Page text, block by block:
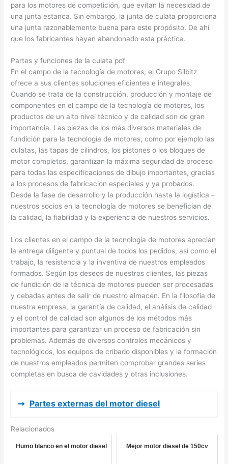
para los motores de competición, que evitan la necesidad de
una junta estanca. Sin embargo, la junta de culata proporciona
una junta razonablemente buena para este propósito. De ahí
que los fabricantes hayan abandonado esta práctica.
Partes y funciones de la culata pdf
En el campo de la tecnología de motores, el Grupo Silbitz
ofrece a sus clientes soluciones eficientes e integrales.
Cuando se trata de la construcción, producción y montaje de
componentes en el campo de la tecnología de motores, los
productos de un alto nivel técnico y de calidad son de gran
importancia. Las piezas de los más diversos materiales de
fundición para la tecnología de motores, como por ejemplo las
culatas, las tapas de cilindros, los pistones o los bloques de
motor completos, garantizan la máxima seguridad de proceso
para todas las especificaciones de dibujo importantes, gracias
a los procesos de fabricación especiales y ya probados.
Desde la fase de desarrollo y la producción hasta la logística –
nuestros socios en la tecnología de motores se benefician de
la calidad, la fiabilidad y la experiencia de nuestros servicios.
Los clientes en el campo de la tecnología de motores aprecian
la entrega diligente y puntual de todos los pedidos, así como el
trabajo, la resistencia y la inventiva de nuestros empleados
formados. Según los deseos de nuestros clientes, las piezas
de fundición de la técnica de motores pueden ser procesadas
y cebadas antes de salir de nuestro almacén. En la filosofía de
nuestra empresa, la garantía de calidad, el análisis de calidad
y el control de calidad son algunos de los métodos más
importantes para garantizar un proceso de fabricación sin
problemas. Además de diversos controles mecánicos y
tecnológicos, los equipos de cribado disponibles y la formación
de nuestros empleados permiten comprobar grandes series
completas en busca de cavidades y otras inclusiones.
➞ Partes externas del motor diesel
Relacionados
Humo blanco en el motor diesel Mejor motor diesel de 150cv